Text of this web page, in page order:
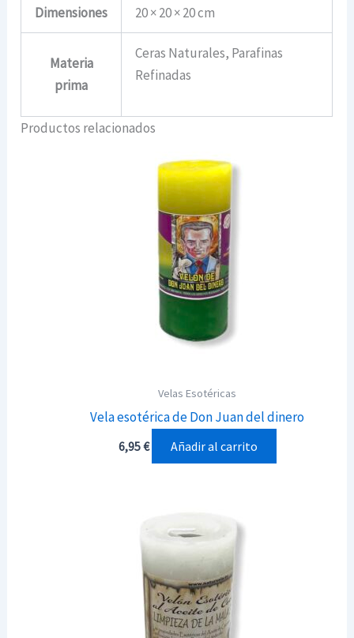
Dimensiones 20 × 20 × 20 cm
Materia
prima
Ceras Naturales, Parafinas
Refinadas
Productos relacionados
Velas Esotéricas
Vela esotérica de Don Juan del dinero
6,95€ Añadir al carrito